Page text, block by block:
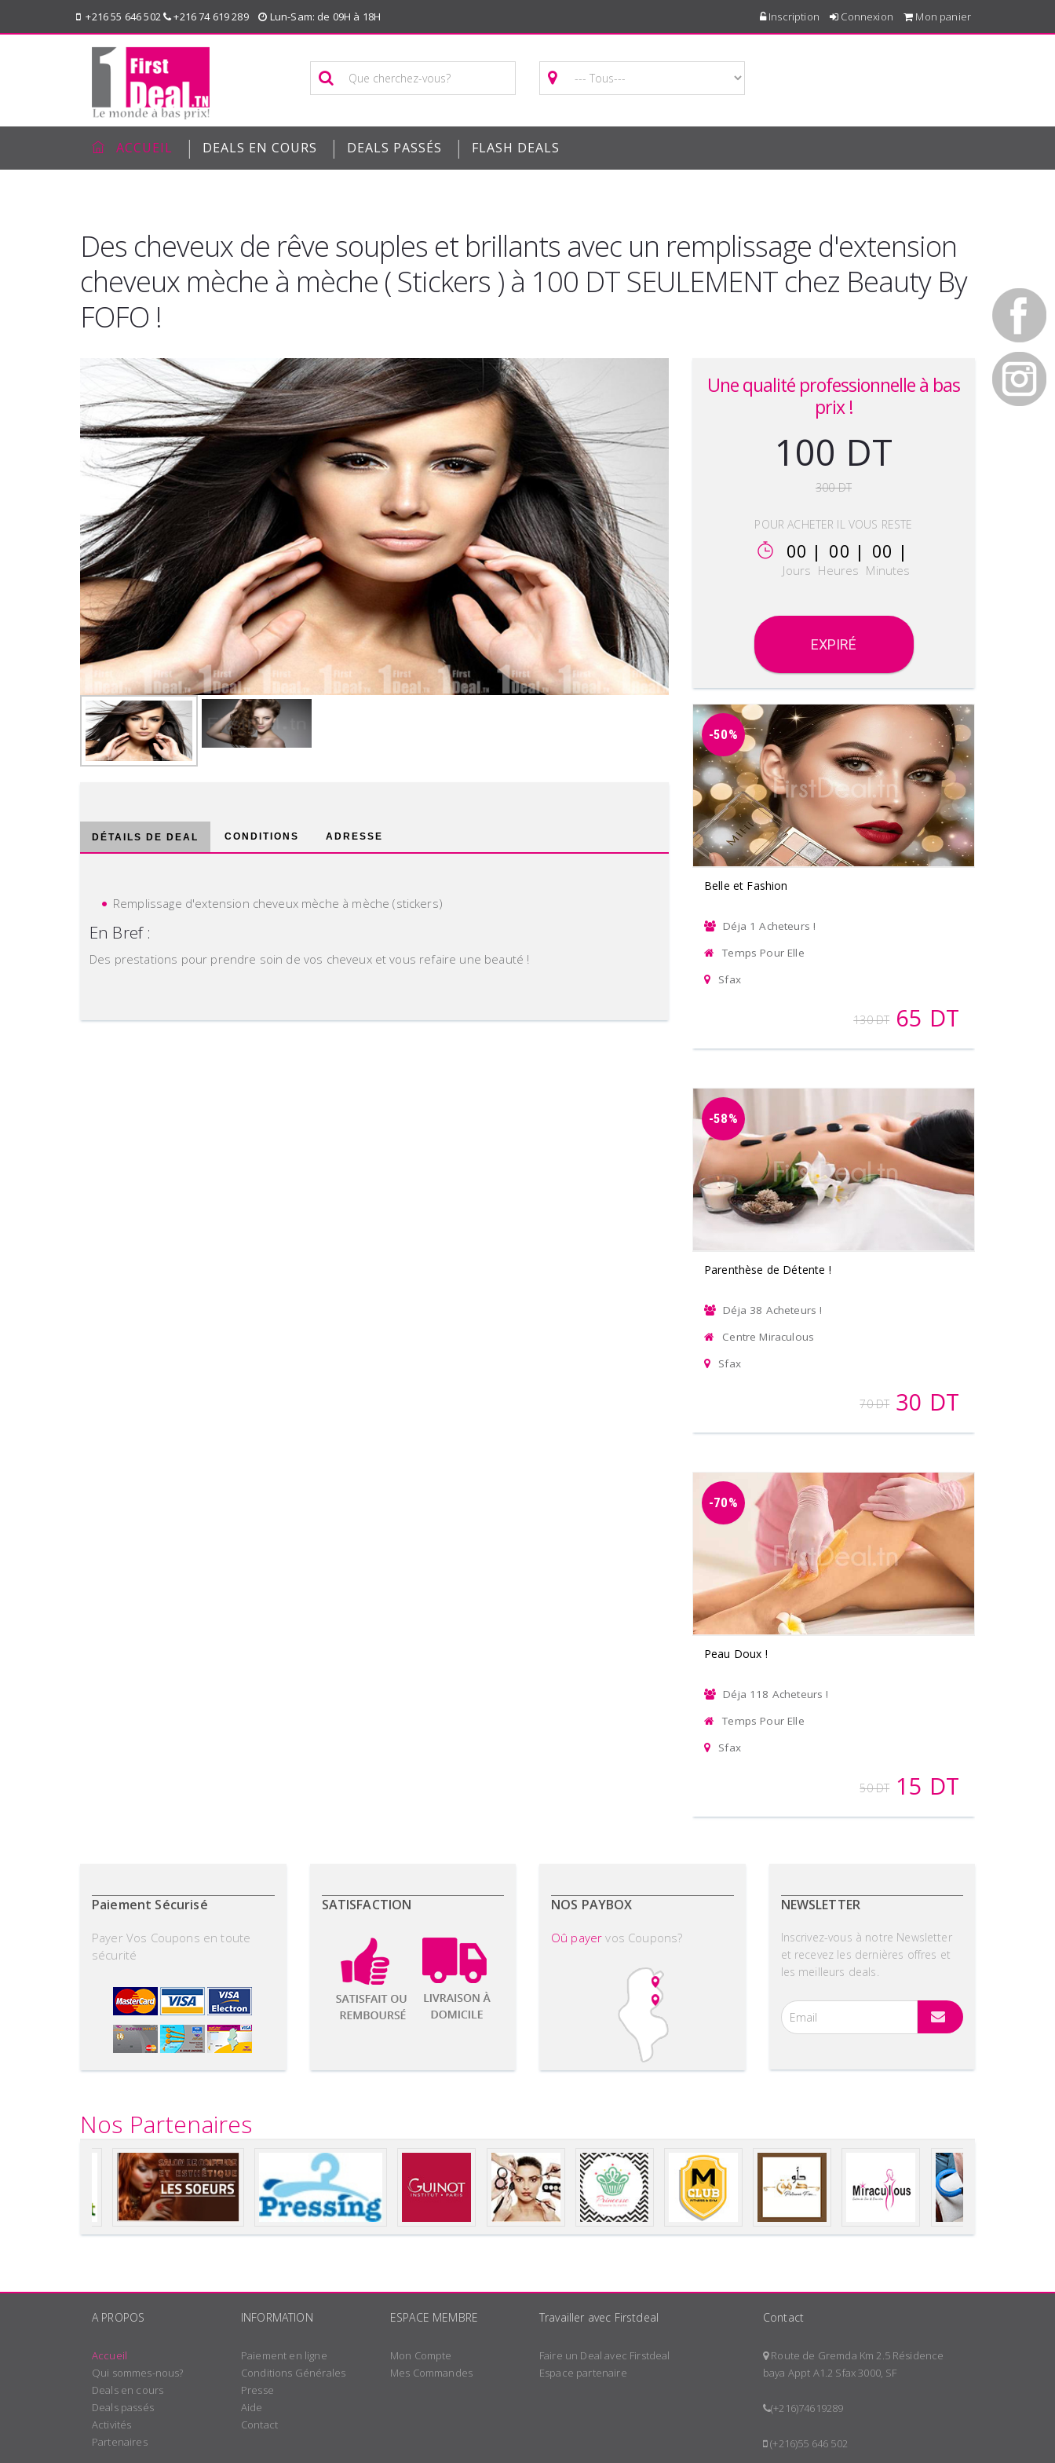
+216 55 646 502 +216 74 619 289 Lun-Sam: de 09H à 18H Inscription Connexion Mon panier
ACCUEIL | DEALS EN COURS | DEALS PASSÉS | FLASH DEALS
Des cheveux de rêve souples et brillants avec un remplissage d'extension
cheveux mèche à mèche ( Stickers ) à 100 DT SEULEMENT chez Beauty By
FOFO !
DÉTAILS DE DEAL CONDITIONS ADRESSE
Remplissage d'extension cheveux mèche à mèche (stickers)
En Bref :
Des prestations pour prendre soin de vos cheveux et vous refaire une beauté !
Une qualité professionnelle à bas
prix !
100 DT
300 DT
POUR ACHETER IL VOUS RESTE
00 | 00 | 00 |
Jours Heures Minutes
EXPIRÉ
-50%
Belle et Fashion
Déja 1 Acheteurs !
Temps Pour Elle
Sfax
65 DT
130 DT
-58%
Parenthèse de Détente !
Déja 38 Acheteurs !
Centre Miraculous
Sfax
30 DT
70 DT
-70%
Peau Doux !
Déja 118 Acheteurs !
Temps Pour Elle
Sfax
15 DT
50 DT
Paiement Sécurisé
Payer Vos Coupons en toute
sécurité
SATISFACTION NOS PAYBOX
Oû payervos Coupons?
NEWSLETTER
Inscrivez-vous à notre Newsletter
et recevez les dernières offres et
les meilleurs deals.
Nos Partenaires
A PROPOS
Accueil
Qui sommes-nous?
Deals en cours
Deals passés
Activités
Partenaires
INFORMATION
Paiement en ligne
Conditions Générales
Presse
Aide
Contact
ESPACE MEMBRE
Mon Compte
Mes Commandes
Travailler avec Firstdeal
Faire un Deal avec Firstdeal
Espace partenaire
Contact
Route de Gremda Km 2.5 Résidence
baya Appt A1.2 Sfax 3000, SF
(+216)74619289
(+216)55 646 502